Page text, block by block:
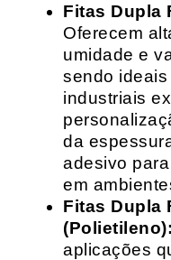
Fitas Dupla
Oferecem
umidade e
sendo
industriais
da
adesivo
em
Fitas Dupla
(Polietileno):
aplicações